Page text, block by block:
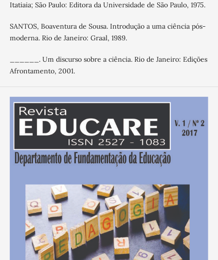
Itatiaia; São Paulo: Editora da Universidade de São Paulo, 1975.
SANTOS, Boaventura de Sousa. Introdução a uma ciência pós-
moderna. Rio de Janeiro: Graal, 1989.
______. Um discurso sobre a ciência. Rio de Janeiro: Edições
Afrontamento, 2001.